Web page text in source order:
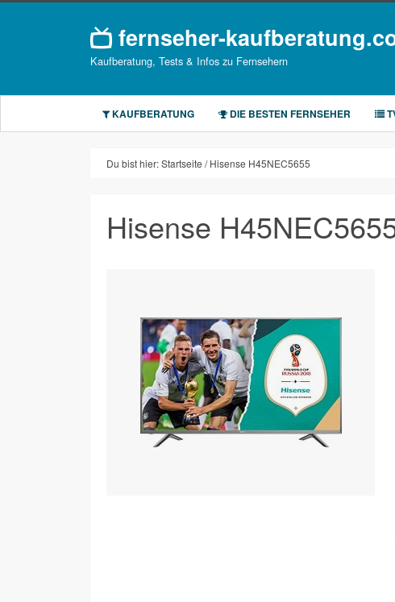
fernseher-
Kaufberatung, Tests & Infos zu Fernsehern
KAUFBERATUNG DIE BESTEN FERNSEHER
Du bist hier:Startseite Hisense H45NEC5655
Hisense